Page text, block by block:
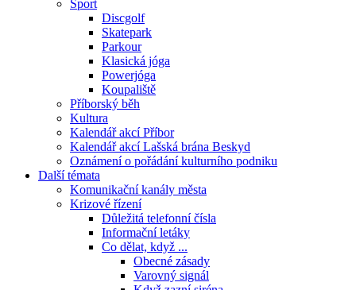
Sport
Discgolf
Skatepark
Parkour
Klasická jóga
Powerjóga
Koupaliště
Příborský běh
Kultura
Kalendář akcí Příbor
Kalendář akcí Lašská brána Beskyd
Oznámení o pořádání kulturního podniku
Další témata
Komunikační kanály města
Krizové řízení
Důležitá telefonní čísla
Informační letáky
Co dělat, když ...
Obecné zásady
Varovný signál